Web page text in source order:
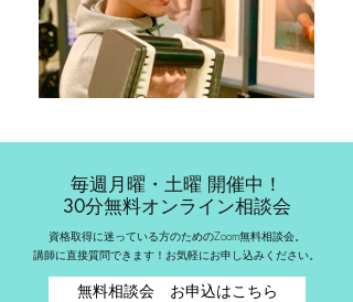
​毎週月曜・土曜 開催中！
30分無料オンライン相談会
資格取得に迷っている方のためのZoom無料相談会。
​講師に直接質問できます！お気軽にお申し込みください。
無料相談会 お申込はこちら